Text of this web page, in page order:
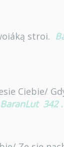
stroi.
Ciebie/
BaranLut 342 .